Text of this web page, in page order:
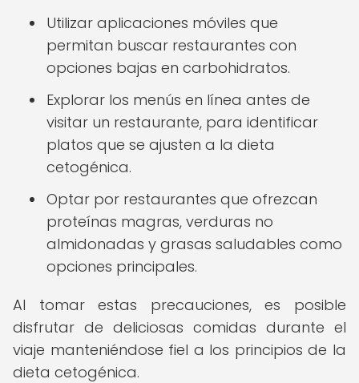
Utilizar aplicaciones móviles que
permitan buscar restaurantes con
opciones bajas en carbohidratos.
Explorar los menús en línea antes de
visitar un restaurante, para identificar
platos que se ajusten a la dieta
cetogénica.
Optar por restaurantes que ofrezcan
proteínas magras, verduras no
almidonadas y grasas saludables como
opciones principales.
Al tomar estas precauciones, es posible
disfrutar de deliciosas comidas durante el
viaje manteniéndose fiel a los principios de la
dieta cetogénica.